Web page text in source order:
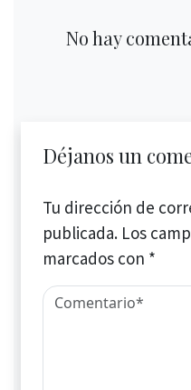
No hay
Déjanos un
Tu dirección de
publicada. Los
marcados con *